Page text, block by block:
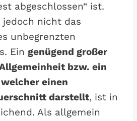
abgeschlossen“ ist.
nicht das
unbegrenzten
Ein genügend großer
bzw. ein
einen
darstellt, ist in
Als allgemein